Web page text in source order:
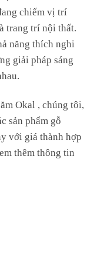
chiếm vị trí
trang trí nội thất.
năng thích nghi
giải pháp sáng
Okal , chúng tôi,
sản phẩm gỗ
với giá thành hợp
thêm thông tin